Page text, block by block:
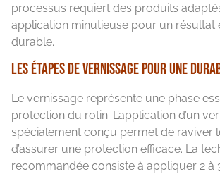
processus requiert des produits
application minutieuse pour un résultat
durable.
Les étapes de vernissage pour une
Le vernissage représente une phase
protection du rotin. L’application d’un
spécialement conçu permet de raviver
d’assurer une protection efficace. La
recommandée consiste à appliquer 2 à